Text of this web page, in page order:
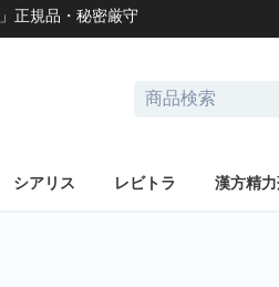
」正規品・秘密厳守
シアリス レビトラ 漢方精力